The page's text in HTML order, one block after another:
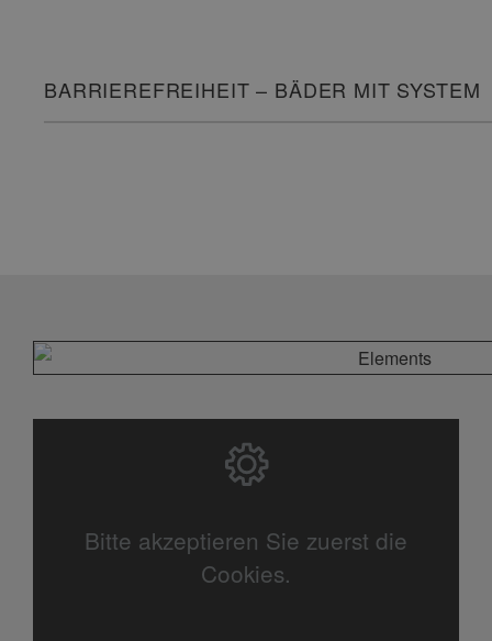
BARRIEREFREIHEIT – BÄDER MIT SYSTEM
Bitte akzeptieren Sie zuerst die
Cookies.